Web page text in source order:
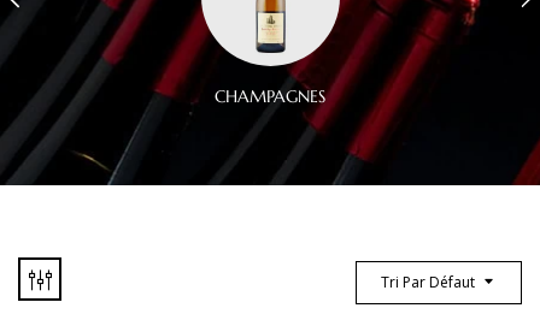
CHAMPAGNES
Tri Par Défaut